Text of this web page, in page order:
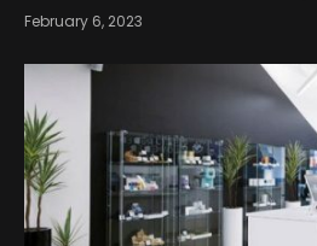
February 6, 2023